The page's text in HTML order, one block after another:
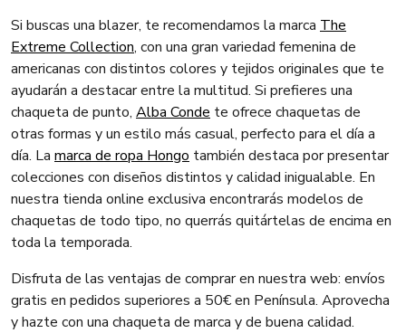
Si buscas una blazer, te recomendamos la marca The
Extreme Collection, con una gran variedad femenina de
americanas con distintos colores y tejidos originales que te
ayudarán a destacar entre la multitud. Si prefieres una
chaqueta de punto, Alba Conde te ofrece chaquetas de
otras formas y un estilo más casual, perfecto para el día a
día. La marca de ropa Hongo también destaca por presentar
colecciones con diseños distintos y calidad inigualable. En
nuestra tienda online exclusiva encontrarás modelos de
chaquetas de todo tipo, no querrás quitártelas de encima en
toda la temporada.
Disfruta de las ventajas de comprar en nuestra web: envíos
gratis en pedidos superiores a 50€ en Península. Aprovecha
y hazte con una chaqueta de marca y de buena calidad.